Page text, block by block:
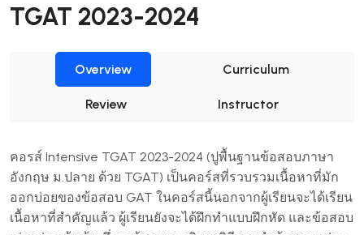
TGAT 2023-2024
Overview Curriculum
Review Instructor
คอรส์ Intensive TGAT 2023-2024 (ปูพื้นฐานข้อสอบภาษา
อังกฤษ ม ปลาย ด้วย TGAT) เป็นคอร์สที่รวบรวมเนื้อหาที่มัก
ออกบ่อยของข้อสอบ GAT ในคอร์สนี้นอกจากผู้เรียนจะได้เรียน
เนื้อหาที่สำคัญแล้ว ผู้เรียนยังจะได้ฝึกทำแบบฝึกหัด และข้อสอบ